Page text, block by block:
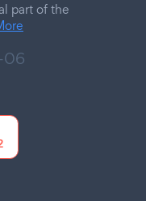
part of the